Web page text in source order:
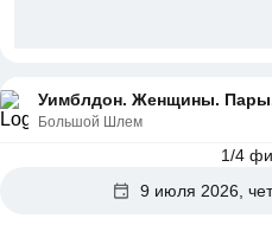
Уимблдон. Женщины.
Большой Шлем
1/4
9 июля 2026,